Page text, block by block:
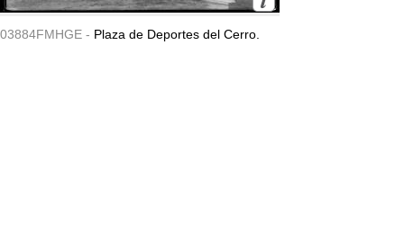
03884FMHGE - Plaza de Deportes del Cerro.